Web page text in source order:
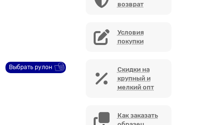
Выбрать рулон
возврат
Условия
покупки
Скидки на
крупный и
мелкий опт
Как заказать